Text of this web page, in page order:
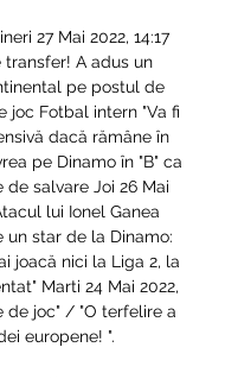
27 Mai 2022, 14:17
transfer! A adus un
pe postul de
joc Fotbal intern "Va fi
dacă rămâne în
pe Dinamo în "B" ca
de salvare Joi 26 Mai
lui Ionel Ganea
star de la Dinamo:
joacă nici la Liga 2, la
Marti 24 Mai 2022,
de joc" / "O terfelire a
europene! ".